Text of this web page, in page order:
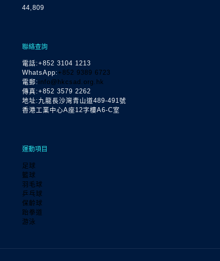
44,809
聯絡查詢
電話:+852 3104 1213
WhatsApp: +852 9389 6723
電郵: info@hkcsad.org.hk
傳真:+852 3579 2262
地址:九龍長沙灣青山道489-491號
香港工業中心A座12字樓A6-C室
運動項目
足球
籃球
羽毛球
乒乓球
保齡球
跆拳道
游泳